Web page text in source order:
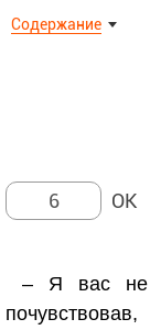
Содержание
– Я вас не